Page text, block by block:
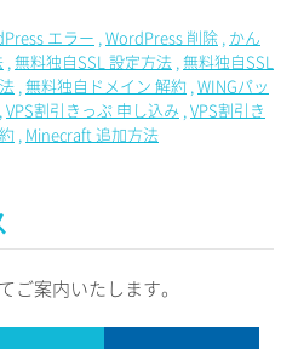
エラー WordPress 削除 かん
無料独自SSL 設定方法 無料独自SSL
無料独自ドメイン 解約 WINGパッ
VPS割引きっぷ 申し込み VPS割引き
Minecraft 追加方法
ご案内いたします。